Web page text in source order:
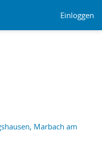
Einloggen
Marbach am